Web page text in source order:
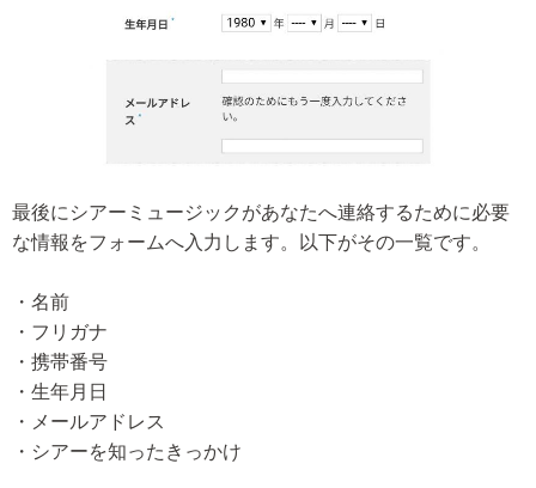
最後にシアーミュージックがあなたへ連絡するために必要
な情報をフォームへ入力します。以下がその一覧です。
・名前
・フリガナ
・携帯番号
・生年月日
・メールアドレス
・シアーを知ったきっかけ